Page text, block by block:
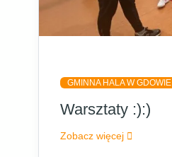
GMINNA HALA W GDOWIE
Warsztaty :):)
Zobacz więcej